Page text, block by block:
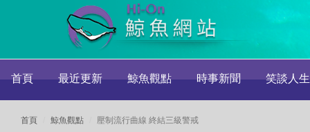
首頁 最近更新 鯨魚觀點 時事新聞 笑談人生
首頁 鯨魚觀點 壓制流行曲線 終結三級警戒